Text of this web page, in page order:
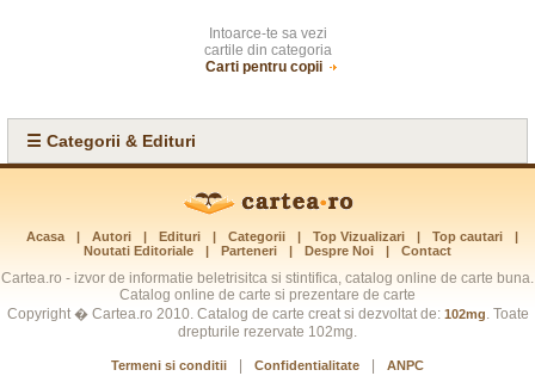
Intoarce-te sa vezi
cartile din categoria
Carti pentru copii
☰ Categorii & Edituri
Acasa | Autori | Edituri | Categorii | Top Vizualizari | Top cautari
|
Noutati Editoriale
| Parteneri | Despre Noi | Contact
Cartea.ro - izvor de informatie beletrisitca si stintifica, catalog online de carte buna.
Catalog online de carte si prezentare de carte
Copyright � Cartea.ro 2010. Catalog de carte creat si dezvoltat de: 102mg. Toate
drepturile rezervate 102mg.
Termeni si conditii Confidentialitate ANPC